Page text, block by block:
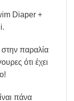
Diaper +
παραλία
ότι έχει
πάνα